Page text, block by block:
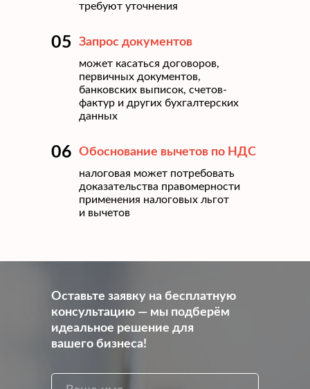
05
может касаться договоров,
первичных документов,
банковских выписок, счетов-
фактур и других бухгалтерских
данных
Запрос документов
Обоснование вычетов по НДС
налоговая может потребовать
доказательства правомерности
применения налоговых льгот
и вычетов
06
требуют уточнения
Оставьте заявку на бесплатную
консультацию — мы подберём
идеальное решение для
вашего бизнеса!